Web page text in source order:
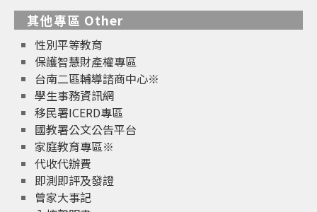
其他專區 Other
性別平等教育
保護智慧財產權專區
台南二區輔導諮商中心※
學生事務資訊網
移民署ICERD專區
國教署公文公告平台
家庭教育專區※
代收代辦費
即測即評及發證
曾家大事記